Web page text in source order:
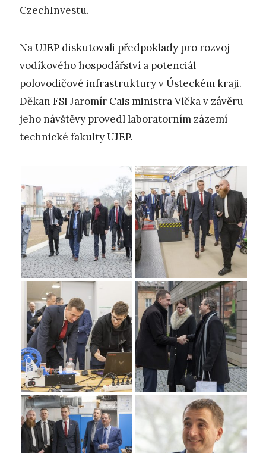
CzechInvestu.
Na UJEP diskutovali předpoklady pro rozvoj
vodíkového hospodářství a potenciál
polovodičové infrastruktury v Ústeckém kraji.
Děkan FSI Jaromír Cais ministra Vlčka v závěru
jeho návštěvy provedl laboratorním zázemí
technické fakulty UJEP.